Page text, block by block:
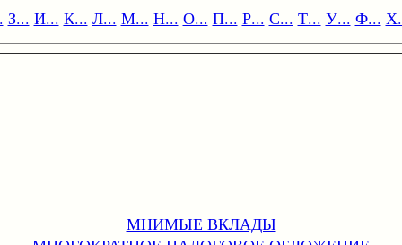
З... И... К... Л... М... Н... О... П... Р... С... Т... У... Ф...
МНИМЫЕ ВКЛАДЫ